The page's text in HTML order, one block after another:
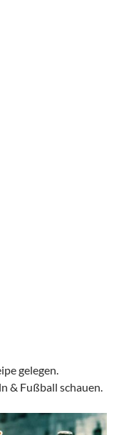
gelegen.
& Fußball schauen.